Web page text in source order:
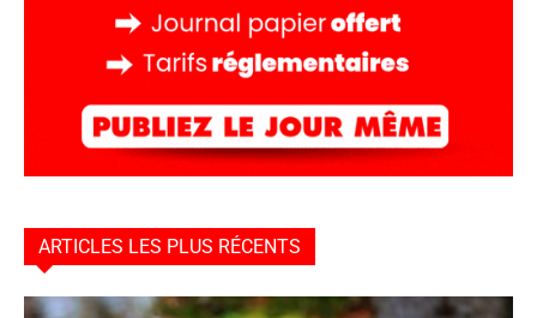
ARTICLES LES PLUS RÉCENTS